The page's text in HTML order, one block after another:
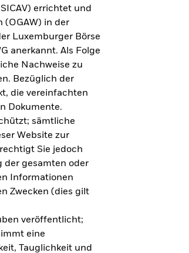
errichtet und
(OGAW) in der
Luxemburger Börse
anerkannt. Als Folge
Nachweise zu
Bezüglich der
die vereinfachten
Dokumente.
sämtliche
Website zur
Sie jedoch
der gesamten oder
Informationen
Zwecken (dies gilt
veröffentlicht;
eine
Tauglichkeit und